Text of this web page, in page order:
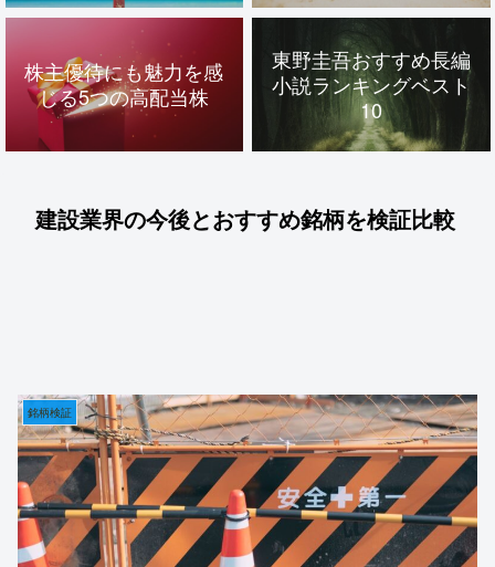
株主優待にも魅力を感
じる5つの高配当株
東野圭吾おすすめ長編
小説ランキングベスト
10
建設業界の今後とおすすめ銘柄を検証比較
銘柄検証